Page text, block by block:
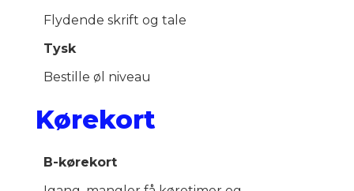
Flydende skrift og tale
Tysk
Bestille øl niveau
Kørekort
B-kørekort